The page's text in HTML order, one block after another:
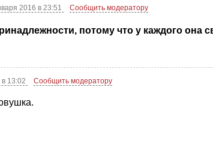
2016 в 23:51 Сообщить модератору
потому что у каждого она
13:02 Сообщить модератору